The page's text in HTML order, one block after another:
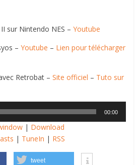
sur Nintendo NES –Youtube
–Youtube – Lien pour télécharger
Retrobat –Site officiel – Tuto sur
00:00
| Download
| TuneIn | RSS
tweet